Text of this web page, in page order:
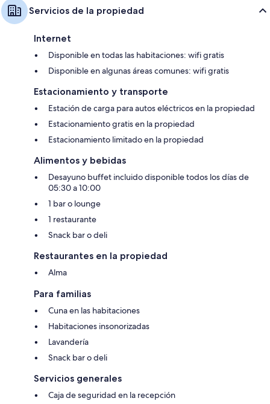
Servicios de la propiedad
Internet
Disponible en todas las habitaciones: wifi gratis
Disponible en algunas áreas comunes: wifi gratis
Estacionamiento y transporte
Estación de carga para autos eléctricos en la propiedad
Estacionamiento gratis en la propiedad
Estacionamiento limitado en la propiedad
Alimentos y bebidas
Desayuno buffet incluido disponible todos los días de
05:30 a 10:00
1 bar o lounge
1 restaurante
Snack bar o deli
Restaurantes en la propiedad
Alma
Para familias
Cuna en las habitaciones
Habitaciones insonorizadas
Lavandería
Snack bar o deli
Servicios generales
Caja de seguridad en la recepción